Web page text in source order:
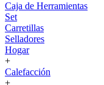
Caja de Herramientas
Set
Carretillas
Selladores
Hogar
+
Calefacción
+